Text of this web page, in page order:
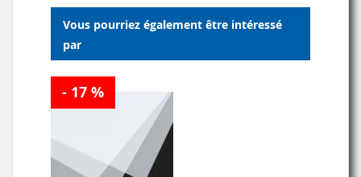
D’ENVIE
Vous pourriez également être intéressé
par
- 17 %